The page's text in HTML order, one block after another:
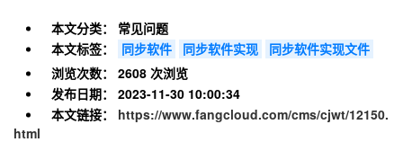
本文分类：
常见问题
本文标签：
同步软件 同步软件实现
同步软件实现文件
浏览次数：
2608 次浏览
发布日期：
2023-11-30 10:00:34
本文链接：
https://www.fangcloud.com/cms/cjwt/12150.
html